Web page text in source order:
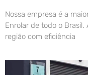
Nossa empresa é a
Enrolar de todo o
região com eficiência